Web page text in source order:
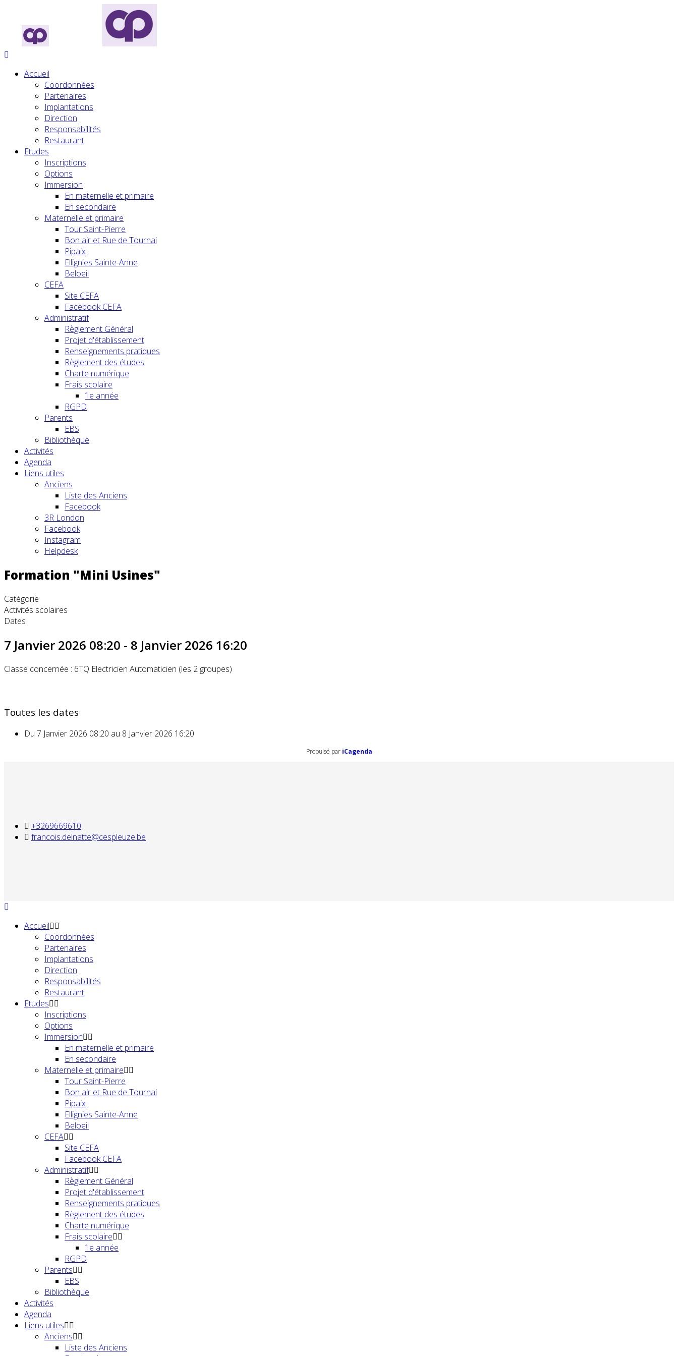
Accueil
Coordonnées
Partenaires
Implantations
Direction
Responsabilités
Restaurant
Etudes
Inscriptions
Options
Immersion
En maternelle et primaire
En secondaire
Maternelle et primaire
Tour Saint-Pierre
Bon air et Rue de Tournai
Pipaix
Ellignies Sainte-Anne
Beloeil
CEFA
Site CEFA
Facebook CEFA
Administratif
Règlement Général
Projet d'établissement
Renseignements pratiques
Règlement des études
Charte numérique
Frais scolaire
1e année
RGPD
Parents
EBS
Bibliothèque
Activités
Agenda
Liens utiles
Anciens
Liste des Anciens
Facebook
3R London
Facebook
Instagram
Helpdesk
Formation "Mini Usines"
Catégorie
Activités scolaires
Dates
7 Janvier 2026 08:20 - 8 Janvier 2026 16:20
Classe concernée : 6TQ Electricien Automaticien (les 2 groupes)
Toutes les dates
Du 7 Janvier 2026 08:20 au 8 Janvier 2026 16:20
Propulsé par iCagenda
+3269669610
francois.delnatte@cespleuze.be
Accueil
Coordonnées
Partenaires
Implantations
Direction
Responsabilités
Restaurant
Etudes
Inscriptions
Options
Immersion
En maternelle et primaire
En secondaire
Maternelle et primaire
Tour Saint-Pierre
Bon air et Rue de Tournai
Pipaix
Ellignies Sainte-Anne
Beloeil
CEFA
Site CEFA
Facebook CEFA
Administratif
Règlement Général
Projet d'établissement
Renseignements pratiques
Règlement des études
Charte numérique
Frais scolaire
1e année
RGPD
Parents
EBS
Bibliothèque
Activités
Agenda
Liens utiles
Anciens
Liste des Anciens